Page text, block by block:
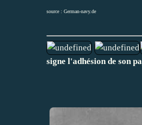
source : German-navy.de
signe l'adhésion de son